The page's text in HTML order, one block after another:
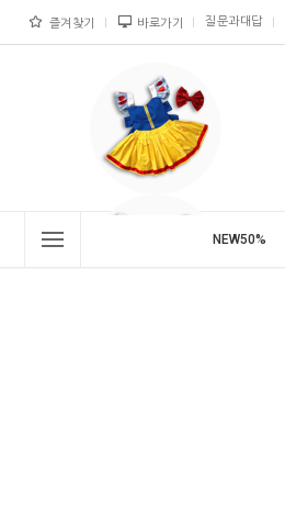
즐겨찾기 바로가기 질문과대답
NEW50%